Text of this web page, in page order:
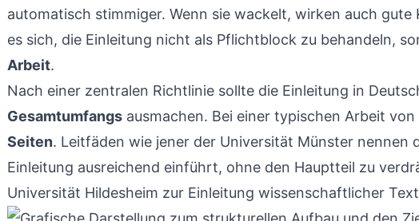
automatisch stimmiger. Wenn sie wackelt, wirken auch
es sich, die Einleitung nicht als Pflichtblock zu behandeln,
Arbeit.
Nach einer zentralen Richtlinie sollte die Einleitung in
Gesamtumfangs ausmachen. Bei einer typischen Arbeit von
Seiten. Leitfäden wie jener der Universität Münster nennen
Einleitung ausreichend einführt, ohne den Hauptteil zu
Universität Hildesheim zur Einleitung wissenschaftlicher